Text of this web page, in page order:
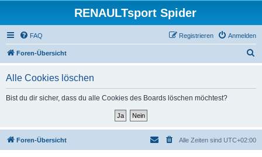
RENAULTsport Spider
FAQ Anmelden
Registrieren
Foren-Übersicht
Alle Cookies löschen
Bist du dir sicher, dass du alle Cookies des Boards löschen möchtest?
Foren-Übersicht Alle Zeiten sind UTC+02:00